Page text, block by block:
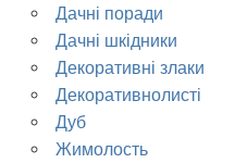
Дачні поради
Дачні шкідники
Декоративні злаки
Декоративнолисті
Дуб
Жимолость